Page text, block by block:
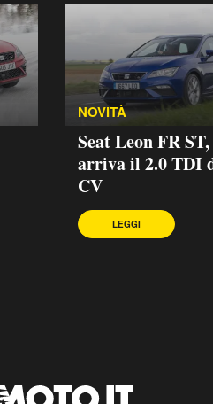
NOVITÀ
Seat Leon FR ST,
arriva il 2.0 TDI
CV
LEGGI